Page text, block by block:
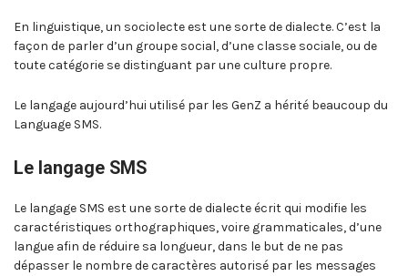
En linguistique, un sociolecte est une sorte de dialecte. C’est la
façon de parler d’un groupe social, d’une classe sociale, ou de
toute catégorie se distinguant par une culture propre.
Le langage aujourd’hui utilisé par les GenZ a hérité beaucoup du
Language SMS.
Le langage SMS
Le langage SMS est une sorte de dialecte écrit qui modifie les
caractéristiques orthographiques, voire grammaticales, d’une
langue afin de réduire sa longueur, dans le but de ne pas
dépasser le nombre de caractères autorisé par les messages